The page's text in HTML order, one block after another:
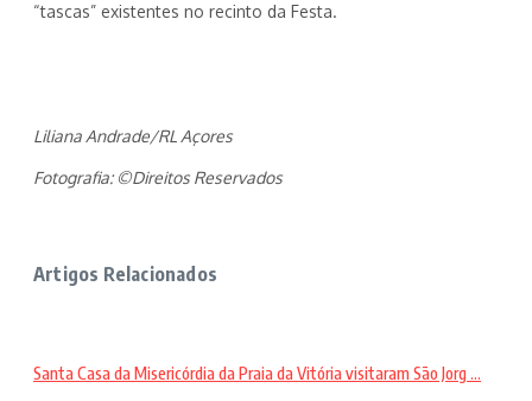
“tascas” existentes no recinto da Festa.
Liliana Andrade/RL Açores
Fotografia: ©Direitos Reservados
Artigos Relacionados
Santa Casa da Misericórdia da Praia da Vitória visitaram São Jorg ...